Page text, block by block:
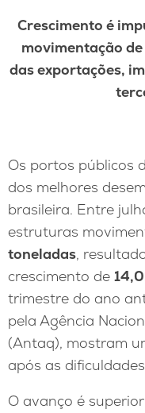
Crescimento é
movimentação
das exportações,
Os portos públicos
dos melhores
brasileira. Entre
estruturas
toneladas,
crescimento de
trimestre do ano
pela Agência
(Antaq), mostram
após as
O avanço é